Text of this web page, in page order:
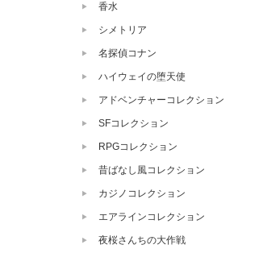
香水
シメトリア
名探偵コナン
ハイウェイの堕天使
アドベンチャーコレクション
SFコレクション
RPGコレクション
昔ばなし風コレクション
カジノコレクション
エアラインコレクション
夜桜さんちの大作戦